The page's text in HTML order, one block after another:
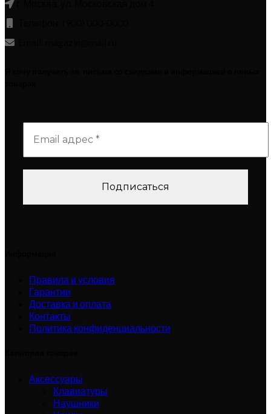
Правила и условия
Гарантии
Доставка и оплата
Контакты
Политика конфиденциальности
Аксессуары
Клавиатуры
Наушники